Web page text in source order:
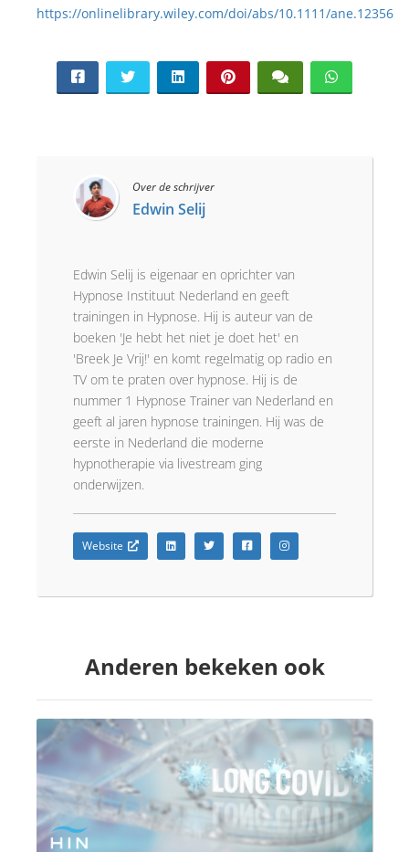
https://onlinelibrary.wiley.com/doi/abs/10.1111/ane.12356
Over de schrijver
Edwin Selij
Edwin Selij is eigenaar en oprichter van
Hypnose Instituut Nederland en geeft
trainingen in Hypnose. Hij is auteur van de
boeken 'Je hebt het niet je doet het' en
'Breek Je Vrij!' en komt regelmatig op radio en
TV om te praten over hypnose. Hij is de
nummer 1 Hypnose Trainer van Nederland en
geeft al jaren hypnose trainingen. Hij was de
eerste in Nederland die moderne
hypnotherapie via livestream ging
onderwijzen.
Website
Anderen bekeken ook